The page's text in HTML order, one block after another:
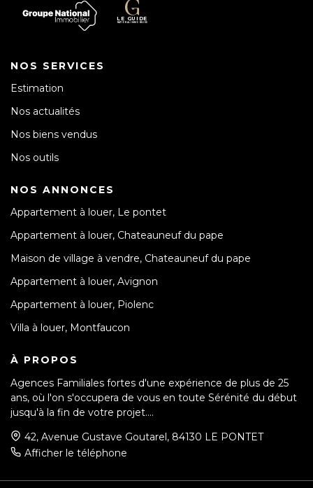
NOS SERVICES
Estimation
Nos actualités
Nos biens vendus
Nos outils
NOS ANNONCES
Appartement à louer, Le pontet
Appartement à louer, Chateauneuf du pape
Maison de village à vendre, Chateauneuf du pape
Appartement à louer, Avignon
Appartement à louer, Piolenc
Villa à louer, Montfaucon
À PROPOS
Agences Familiales fortes d'une expérience de plus de 25
ans, où l'on s'occupera de vous en toute Sérénité du début
jusqu'à la fin de votre projet....
42, Avenue Gustave Goutarel, 84130 LE PONTET
Afficher le téléphone